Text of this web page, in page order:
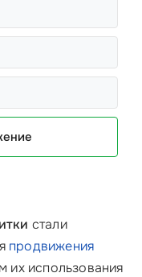
стали
продвижения
их использования